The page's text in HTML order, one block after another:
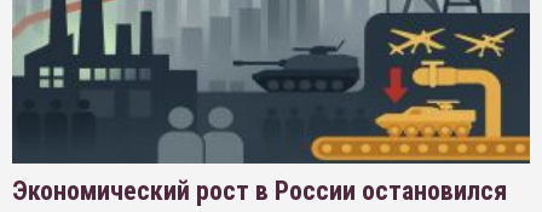
Экономический рост в России остановился